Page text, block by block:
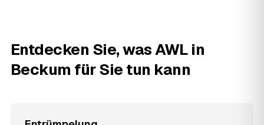
Entdecken Sie, was AWL in
Beckum für Sie tun kann